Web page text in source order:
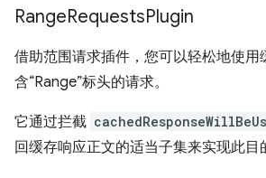
RangeRequestsPlugin
借助范围请求插件，您可以轻松地使用
含“Range”标头的请求。
它通过拦截
回缓存响应正文的适当子集来实现此目